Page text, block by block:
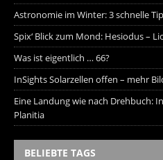
Astronomie im Winter: 3 schnelle
Spix‘ Blick zum Mond: Hesiodus –
Was ist eigentlich … 66?
InSights Solarzellen offen – mehr
Eine Landung wie nach Drehbuch:
Planitia
BELIEBTE TAGS